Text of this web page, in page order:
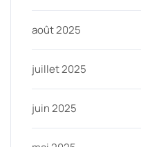
août 2025
juillet 2025
juin 2025